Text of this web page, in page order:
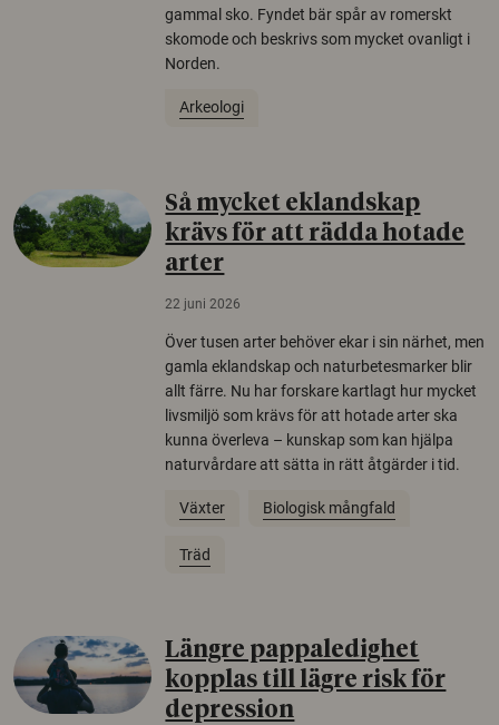
gammal sko. Fyndet bär spår av romerskt
skomode och beskrivs som mycket ovanligt i
Norden.
Arkeologi
Så mycket eklandskap
krävs för att rädda hotade
arter
22 juni 2026
Över tusen arter behöver ekar i sin närhet, men
gamla eklandskap och naturbetesmarker blir
allt färre. Nu har forskare kartlagt hur mycket
livsmiljö som krävs för att hotade arter ska
kunna överleva – kunskap som kan hjälpa
naturvårdare att sätta in rätt åtgärder i tid.
Växter Biologisk mångfald
Träd
Längre pappaledighet
kopplas till lägre risk för
depression